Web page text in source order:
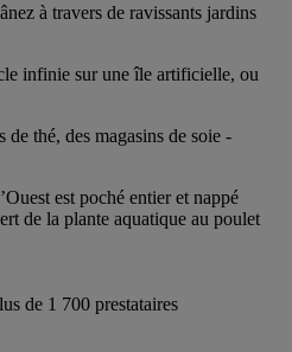
à travers de ravissants jardins
infinie sur une île artificielle, ou
thé, des magasins de soie -
est poché entier et nappé
de la plante aquatique au poulet
de 1 700 prestataires